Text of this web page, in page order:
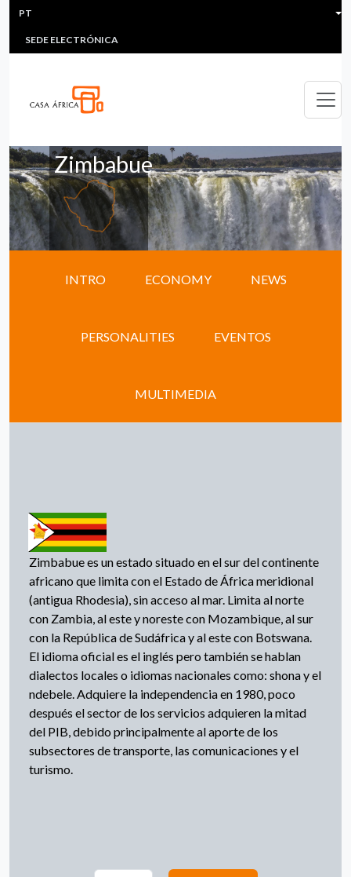
Passar para o conteúdo principal
HEADER MENU
MULTIMEDIA
SEDE ELECTRÓNICA
PT
Zimbabue
INTRO ECONOMY NEWS
PERSONALITIES EVENTOS
MULTIMEDIA
Zimbabue es un estado situado en el sur del continente
africano que limita con el Estado de África meridional
(antigua Rhodesia), sin acceso al mar. Limita al norte
con Zambia, al este y noreste con Mozambique, al sur
con la República de Sudáfrica y al este con Botswana.
El idioma oficial es el inglés pero también se hablan
dialectos locales o idiomas nacionales como: shona y el
ndebele. Adquiere la independencia en 1980, poco
después el sector de los servicios adquieren la mitad
del PIB, debido principalmente al aporte de los
subsectores de transporte, las comunicaciones y el
turismo.